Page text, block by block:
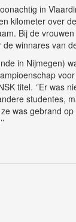
in
kilometer over
Bij de
winnares van
in Nijmegen)
titel. ‘’Er was
studentes,
was gebrand